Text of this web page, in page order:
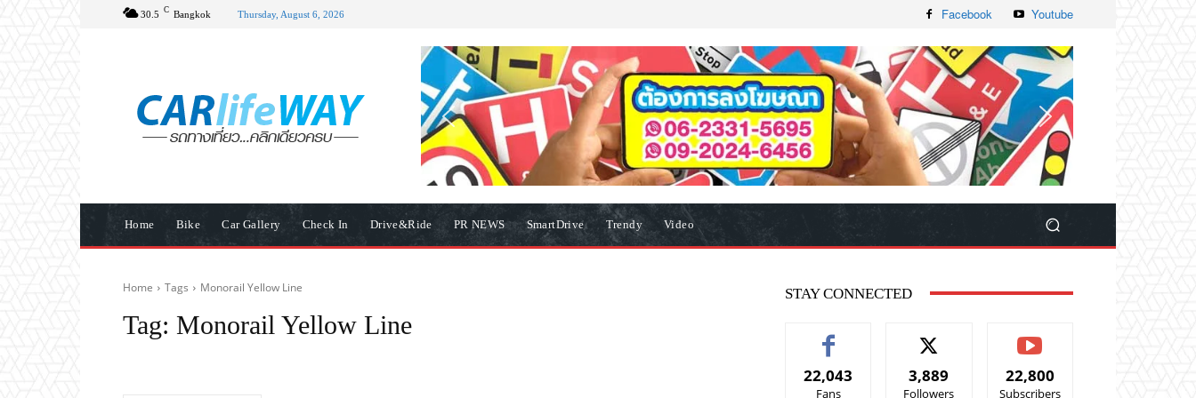
30.5 C Bangkok Thursday, August 6, 2026 Facebook Youtube
Home Bike Car Gallery Check In Drive&Ride PR NEWS SmartDrive Trendy Video
Home Tags Monorail Yellow Line
Tag: Monorail Yellow Line
STAY CONNECTED
22,043
Fans
3,889
Followers
22,800
Subscribers